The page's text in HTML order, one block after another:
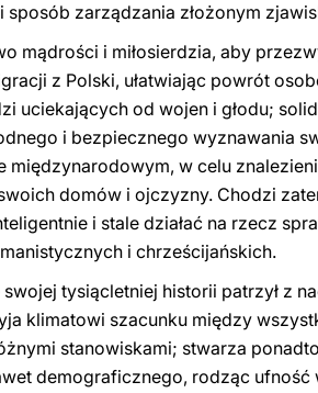
zarządzania złożonym
mądrości i miłosierdzia, aby
z Polski, ułatwiając powrót
uciekających od wojen i głodu;
i bezpiecznego wyznawania
międzynarodowym, w celu
domów i ojczyzny. Chodzi
i stale działać na rzecz
i chrześcijańskich.
tysiącletniej historii patrzył z
klimatowi szacunku między
stanowiskami; stwarza
demograficznego, rodząc